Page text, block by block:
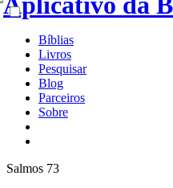
Bíblias
Livros
Pesquisar
Blog
Parceiros
Sobre
Salmos 73